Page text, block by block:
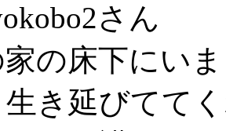
さん
の床下にい
生き延びてて